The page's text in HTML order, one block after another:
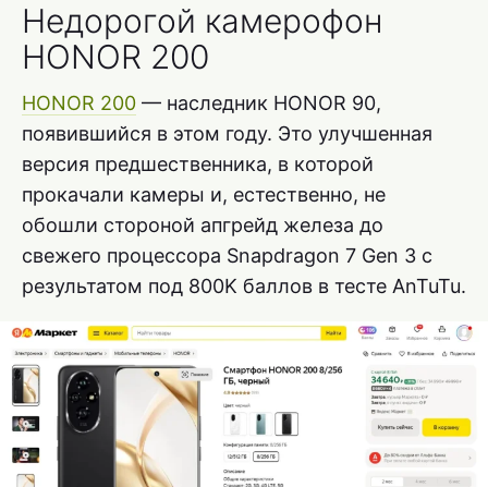
Недорогой камерофон
HONOR 200
HONOR 200 — наследник HONOR 90,
появившийся в этом году. Это улучшенная
версия предшественника, в которой
прокачали камеры и, естественно, не
обошли стороной апгрейд железа до
свежего процессора Snapdragon 7 Gen 3 с
результатом под 800K баллов в тесте AnTuTu.